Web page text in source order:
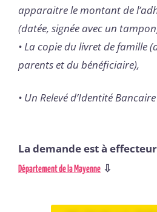
apparaitre le montant de
(datée, signée avec un
• La copie du livret de famille
parents et du bénéficiaire),
• Un Relevé d’Identité Bancaire
La demande est à effecteur
Département de la Mayenne ⇩